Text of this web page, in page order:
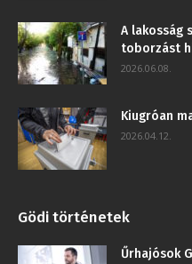
A lakosság
toborzást
2026.06.08.
Kiugróan
2026.04.12.
Gödi történetek
Űrhajósok